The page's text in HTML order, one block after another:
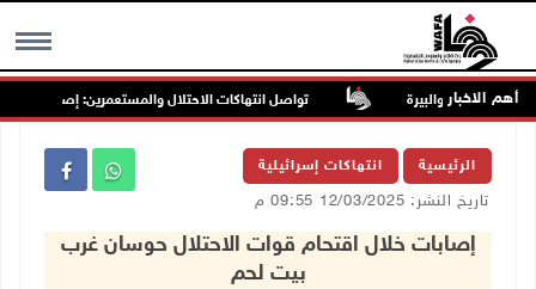
MENU أهم الاخبار تواصل انتهاكات الاحتلال والمستعمرين: إصابات
الرئيسية انتهاكات إسرائيلية
تاريخ النشر: 12/03/2025 09:55 م
إصابات خلال اقتحام قوات الاحتلال حوسان غرب
بيت لحم